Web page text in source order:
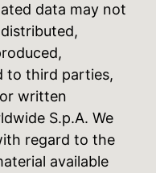
data may not
to third parties,
written
S.p.A. We
regard to the
available